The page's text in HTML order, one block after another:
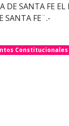
DE SANTA FE EL
SANTA FE¨.-
Constitucionales